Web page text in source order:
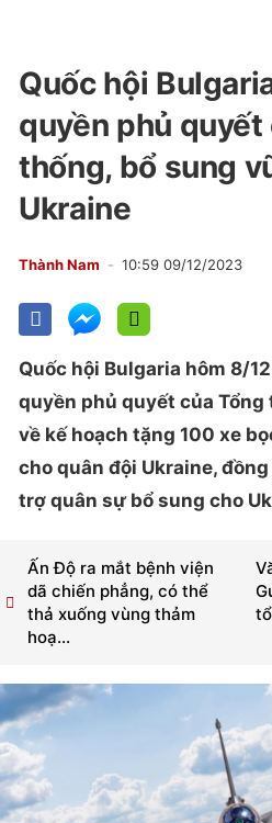
Quốc hội
quyền phủ quyết
thống, bổ sung
Ukraine
Thành Nam 10:59 09/12/2023
Quốc hội Bulgaria hôm 8/
quyền phủ quyết của Tổng
về kế hoạch tặng 100 xe
cho quân đội Ukraine,
trợ quân sự bổ sung cho
Ấn Độ ra mắt bệnh viện
dã chiến phẳng, có thể
thả xuống vùng thảm
hoạ...